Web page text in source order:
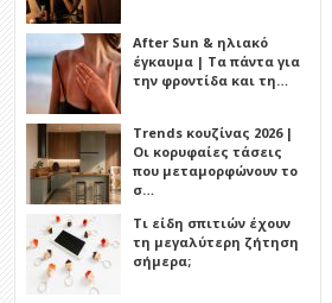
After Sun & ηλιακό
έγκαυμα | Τα πάντα για
την φροντίδα και τη…
Trends κουζίνας 2026 |
Οι κορυφαίες τάσεις
που μεταμορφώνουν το
σ…
Τι είδη σπιτιών έχουν
τη μεγαλύτερη ζήτηση
σήμερα;